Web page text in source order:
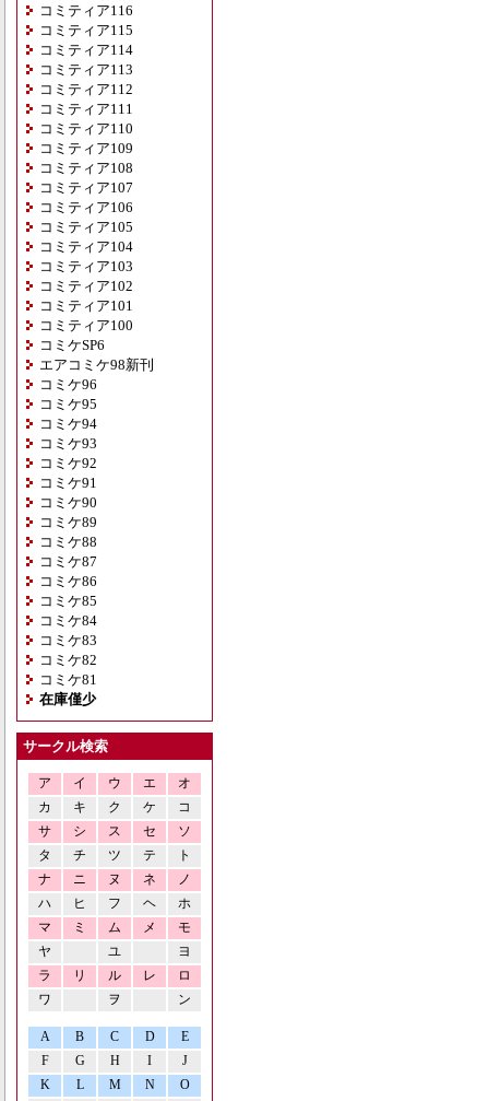
コミティア116
コミティア115
コミティア114
コミティア113
コミティア112
コミティア111
コミティア110
コミティア109
コミティア108
コミティア107
コミティア106
コミティア105
コミティア104
コミティア103
コミティア102
コミティア101
コミティア100
コミケSP6
エアコミケ98新刊
コミケ96
コミケ95
コミケ94
コミケ93
コミケ92
コミケ91
コミケ90
コミケ89
コミケ88
コミケ87
コミケ86
コミケ85
コミケ84
コミケ83
コミケ82
コミケ81
在庫僅少
サークル検索
ア イ ウ エ
オ
カ
キ ク ケ
コ
サ
シ ス セ
ソ
タ
チ ツ テ
ト
ナ
ニ ヌ ネ
ノ
ハ
ヒ フ ヘ
ホ
マ
ミ ム メ
モ
ヤ
ユ
ヨ
ラ
リ ル レ
ロ
ワ
ヲ ン
A B C D
E
F
G H I
J
K
L M N O